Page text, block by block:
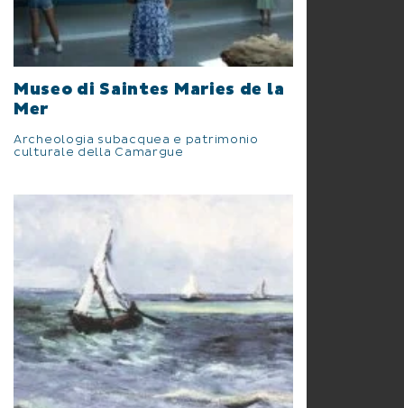
Museo di Saintes Maries de la
Mer
Archeologia subacquea e patrimonio
culturale della Camargue